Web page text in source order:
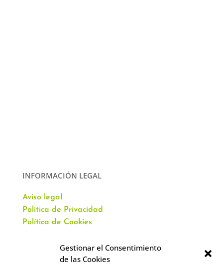
Gestionar el Consentimiento
de las Cookies
INFORMACIÓN LEGAL
Aviso legal
Política de Privacidad
Política de Cookies